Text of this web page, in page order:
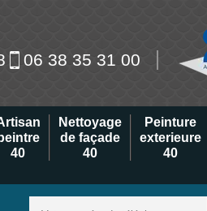
06 38 35 31 00
40
Nettoyage
de façade
40
Peinture
exterieure
40